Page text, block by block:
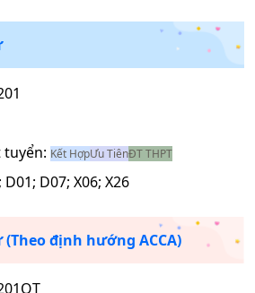
tuyển: Kết HợpƯu TiênĐT THPT
D01; D07; X06; X26
định hướng ACCA)